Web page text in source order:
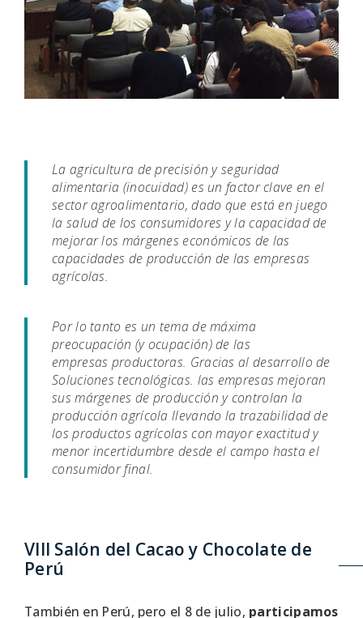
La agricultura de precisión y seguridad
alimentaria (inocuidad) es un factor clave en el
sector agroalimentario, dado que está en juego
la salud de los consumidores y la capacidad de
mejorar los márgenes económicos de las
capacidades de producción de las empresas
agrícolas.
Por lo tanto es un tema de máxima
preocupación (y ocupación) de las
empresas productoras. Gracias al desarrollo de
Soluciones tecnológicas. las empresas mejoran
sus márgenes de producción y controlan la
producción agrícola llevando la trazabilidad de
los productos agrícolas con mayor exactitud y
menor incertidumbre desde el campo hasta el
consumidor final.
VIII Salón del Cacao y Chocolate de
Perú
También en Perú, pero el 8 de julio, participamos